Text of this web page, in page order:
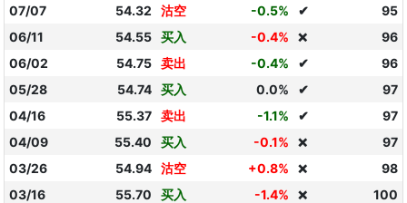
07/07
54.32 沽空 -0.5% ✔
95
06/11
54.55 买入 -0.4% ❌
96
06/02
54.75 卖出 -0.4% ✔
96
05/28
54.74 买入 0.0% ✔
97
04/16
55.37 卖出 -1.1% ✔
97
04/09
55.40 买入 -0.1% ❌
97
03/26
54.94 沽空 +0.8% ❌
98
03/16
55.70 买入 -1.4% ❌
100